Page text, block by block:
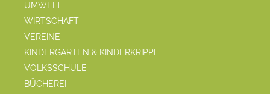
UMWELT
WIRTSCHAFT
VEREINE
KINDERGARTEN & KINDERKRIPPE
VOLKSSCHULE
BÜCHEREI